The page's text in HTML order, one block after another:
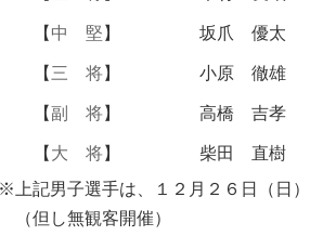
【 中 堅 】 坂爪 優太
【 三 将】 小原 徹雄
【副 将】 高橋 吉孝
【 大 将】 柴田 直樹
※上記男子選手は、１２月２６日（日
（但し無観客開催）